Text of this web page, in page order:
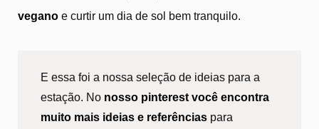
vegano e curtir um dia de sol bem tranquilo.
E essa foi a nossa seleção de ideias para a
estação. No nosso pinterest você encontra
muito mais ideias e referências para